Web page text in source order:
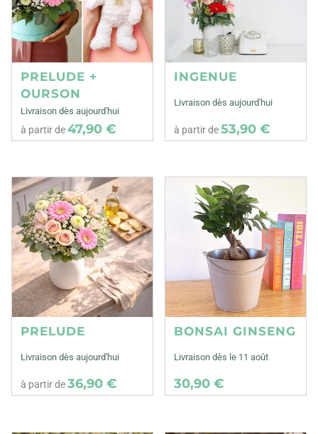
PRELUDE +
OURSON
Livraison dès aujourd'hui
à partir de47,90 €
INGENUE
Livraison dès aujourd'hui
à partir de53,90 €
PRELUDE
Livraison dès aujourd'hui
à partir de36,90 €
BONSAI GINSENG
Livraison dès le 11 août
30,90 €